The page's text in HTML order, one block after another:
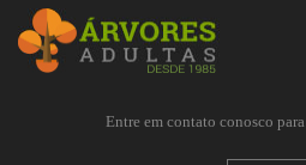
Entre em contato conosco